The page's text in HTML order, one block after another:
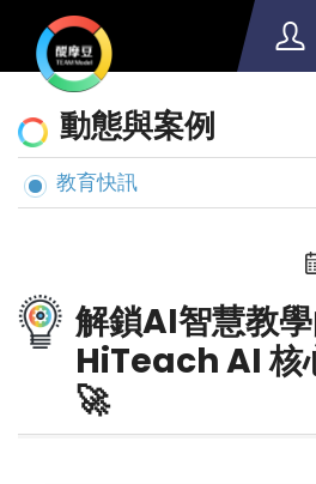
態
與
案
動態與案例
教育快訊
解鎖AI智慧教
HiTeach AI 核
🚀